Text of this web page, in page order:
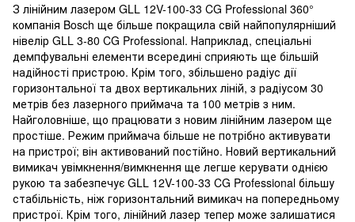
З лінійним лазером GLL 12V-100-33 CG Professional 360°
компанія Bosch ще більше покращила свій найпопулярніший
нівелір GLL 3-80 CG Professional. Наприклад, спеціальні
демпфувальні елементи всередині сприяють ще більшій
надійності пристрою. Крім того, збільшено радіус дії
горизонтальної та двох вертикальних ліній, з радіусом 30
метрів без лазерного приймача та 100 метрів з ним.
Найголовніше, що працювати з новим лінійним лазером ще
простіше. Режим приймача більше не потрібно активувати
на пристрої; він активований постійно. Новий вертикальний
вимикач увімкнення/вимкнення ще легше керувати однією
рукою та забезпечує GLL 12V-100-33 CG Professional більшу
стабільність, ніж горизонтальний вимикач на попередньому
пристрої. Крім того, лінійний лазер тепер може залишатися